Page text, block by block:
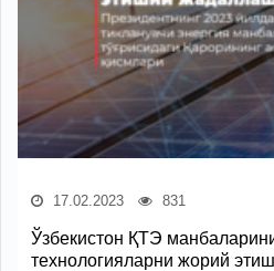
17.02.2023 831
Ўзбекистон ҚТЭ
технологияларни жорий